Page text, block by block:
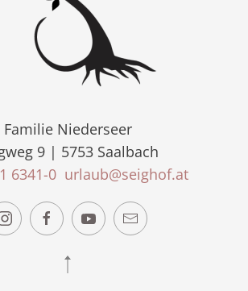
Familie Niederseer
9 | 5753 Saalbach
6341-0 urlaub@seighof.at